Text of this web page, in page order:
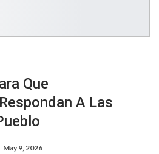
Que
A Las
May 9, 2026